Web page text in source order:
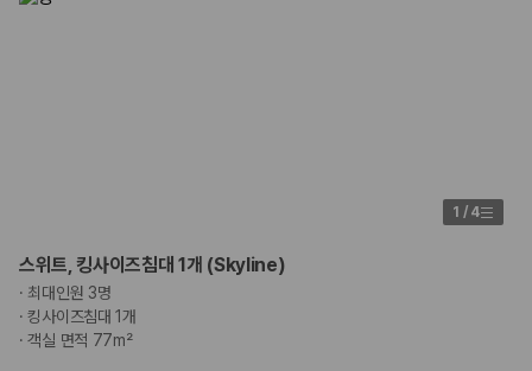
1 / 4
스위트, 킹사이즈침대 1개 (Skyline)
· 최대인원 3명
·킹사이즈침대 1개
·객실 면적 77m²